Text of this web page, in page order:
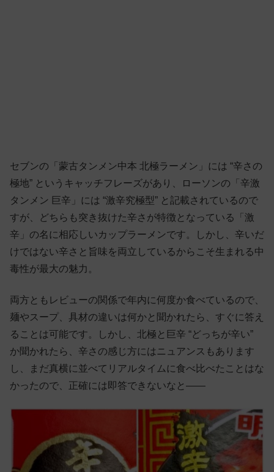
セブンの「蒙古タンメン中本 北極ラーメン」には “辛さの
極地” というキャッチフレーズがあり、ローソンの「辛激
タンメン 巨辛」には “激辛究極型” と記載されているので
すが、どちらも突き抜けた辛さが特徴となっている「激
辛」の名に相応しいカップラーメンです。しかし、辛いだ
けではない辛さと旨味を両立しているからこそ生まれる中
毒性が最大の魅力。
両方ともレビューの関係で年内に何度か食べているので、
麺やスープ、具材の違いは何かと聞かれたら、すぐに答え
ることは可能です。しかし、北極と巨辛 “どっちが辛い”
か聞かれたら、辛さの感じ方にはニュアンスもあります
し、まだ真横に並べてリアルタイムに食べ比べたことはな
かったので、正確には即答できないなと——